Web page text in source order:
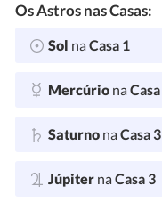
Os Astros nas Casas:
Sol naCasa 1
Mercúrio na
Saturno naCasa 3
Júpiter naCasa 3